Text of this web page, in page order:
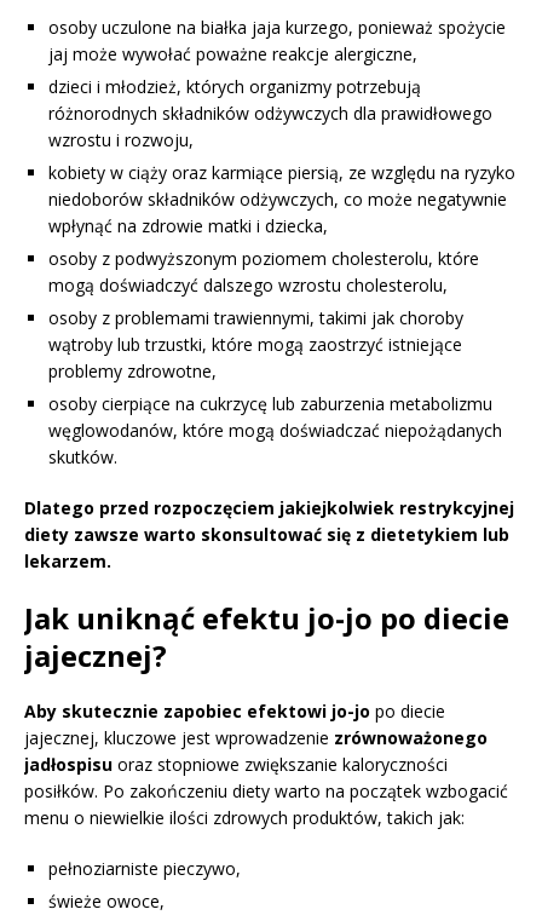
osoby uczulone na białka jaja kurzego, ponieważ spożycie
jaj może wywołać poważne reakcje alergiczne,
dzieci i młodzież, których organizmy potrzebują
różnorodnych składników odżywczych dla prawidłowego
wzrostu i rozwoju,
kobiety w ciąży oraz karmiące piersią, ze względu na ryzyko
niedoborów składników odżywczych, co może negatywnie
wpłynąć na zdrowie matki i dziecka,
osoby z podwyższonym poziomem cholesterolu, które
mogą doświadczyć dalszego wzrostu cholesterolu,
osoby z problemami trawiennymi, takimi jak choroby
wątroby lub trzustki, które mogą zaostrzyć istniejące
problemy zdrowotne,
osoby cierpiące na cukrzycę lub zaburzenia metabolizmu
węglowodanów, które mogą doświadczać niepożądanych
skutków.
Dlatego przed rozpoczęciem jakiejkolwiek restrykcyjnej
diety zawsze warto skonsultować się z dietetykiem lub
lekarzem.
Jak uniknąć efektu jo-jo po diecie
jajecznej?
Aby skutecznie zapobiec efektowi jo-jo po diecie
jajecznej, kluczowe jest wprowadzenie zrównoważonego
jadłospisu oraz stopniowe zwiększanie kaloryczności
posiłków. Po zakończeniu diety warto na początek wzbogacić
menu o niewielkie ilości zdrowych produktów, takich jak:
pełnoziarniste pieczywo,
świeże owoce,